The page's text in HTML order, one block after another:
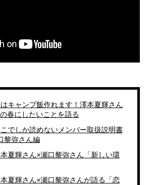
はキャンプ飯作れます！澤本夏輝さん
春にしたいことを語る
こでしか読めないメンバー取扱説明書
黎弥さん編
本夏輝さん×瀬口黎弥さん「新しい環
本夏輝さん×瀬口黎弥さんが語る「恋